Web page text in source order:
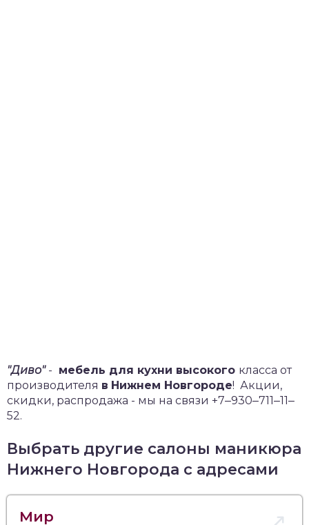
"Диво"- мебель для кухни высокого класса от
производителя в Нижнем Новгороде! Акции,
скидки, распродажа - мы на связи +7‒930‒711‒11‒
52.
Выбрать другие салоны маникюра
Нижнего Новгорода с адресами
Мир